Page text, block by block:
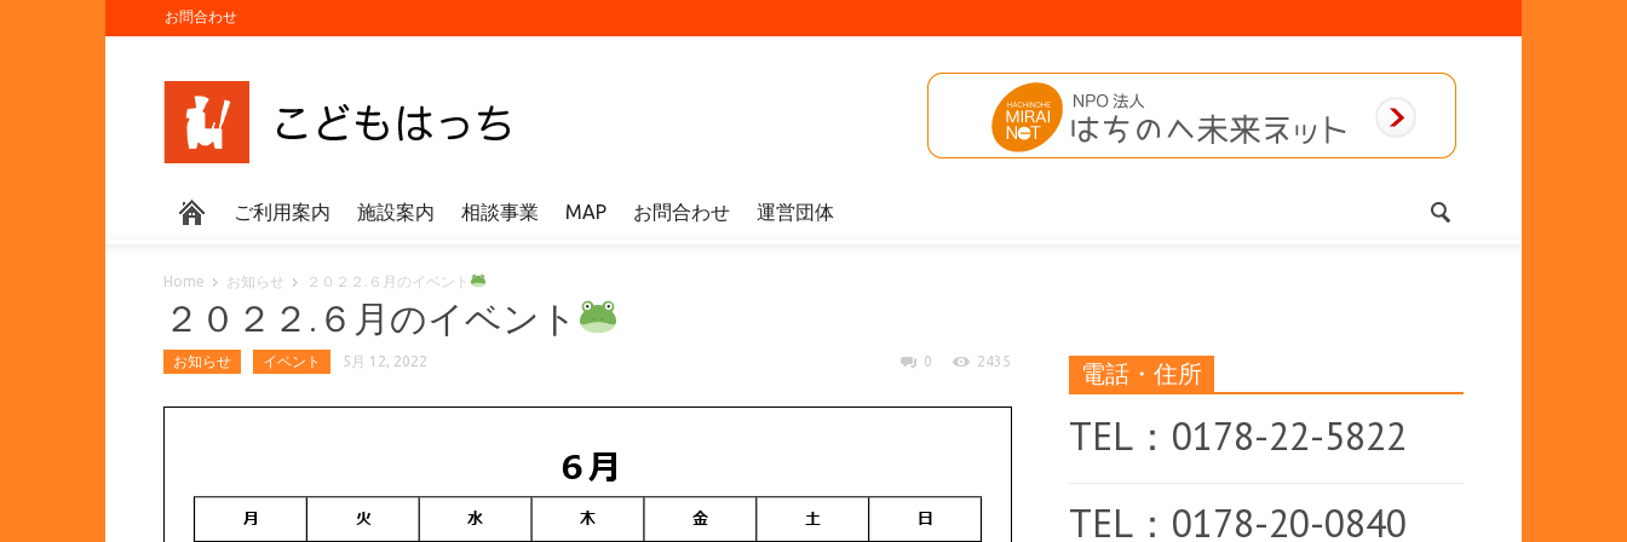
お問合わせ
ご利用案内 施設案内 相談事業 MAP お問合わせ 運営団体
Home お知らせ ２０２２.６月のイベント
２０２２.６月のイベント
お知らせ イベント 5月 12, 2022 0 2435 電話・住所
TEL：0178-22-5822
TEL：0178-20-0840